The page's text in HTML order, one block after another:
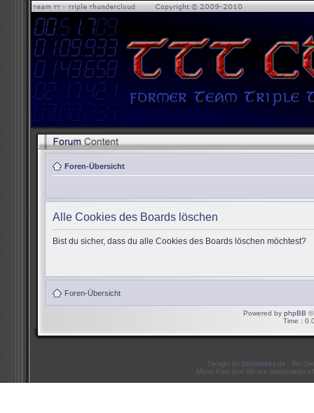
Foren-Übersicht
Alle Cookies des Boards löschen
Bist du sicher, dass du alle Cookies des Boards löschen möchtest?
Foren-Übersicht
Powered by phpBB ©
Time :
Design by Doublekey.de - Re-
Mario Kart and Wii are trademarks